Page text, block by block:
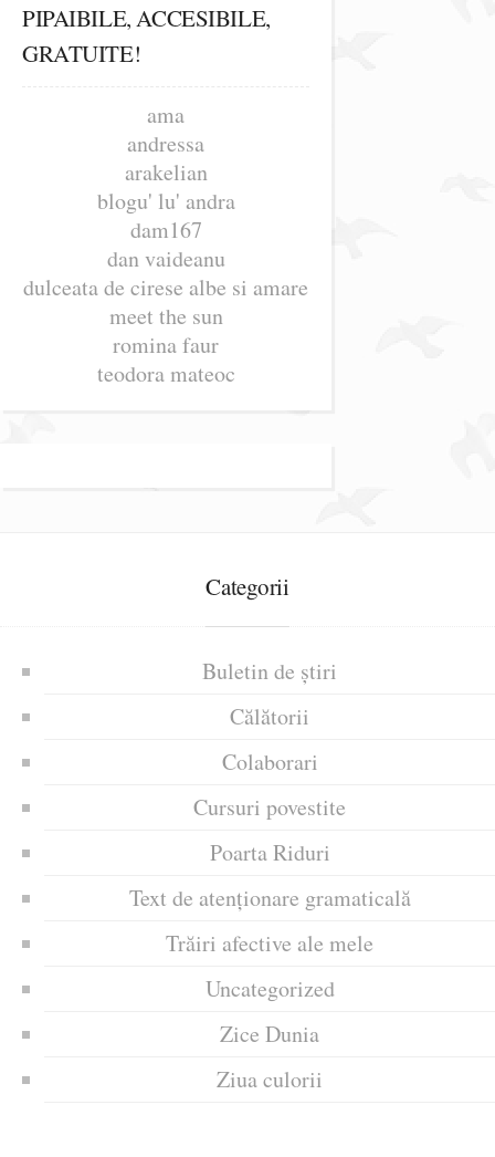
PIPAIBILE, ACCESIBILE,
GRATUITE!
ama
andressa
arakelian
blogu' lu' andra
dam167
dan vaideanu
dulceata de cirese albe si amare
meet the sun
romina faur
teodora mateoc
Categorii
Buletin de știri
Călătorii
Colaborari
Cursuri povestite
Poarta Riduri
Text de atenționare gramaticală
Trăiri afective ale mele
Uncategorized
Zice Dunia
Ziua culorii